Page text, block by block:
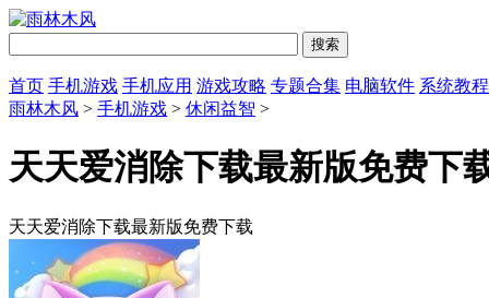
首页 手机游戏 手机应用 游戏攻略 专题合集 电脑软件 系统教程
雨林木风 > 手机游戏 > 休闲益智 >
天天爱消除下载最新版免费下
天天爱消除下载最新版免费下载